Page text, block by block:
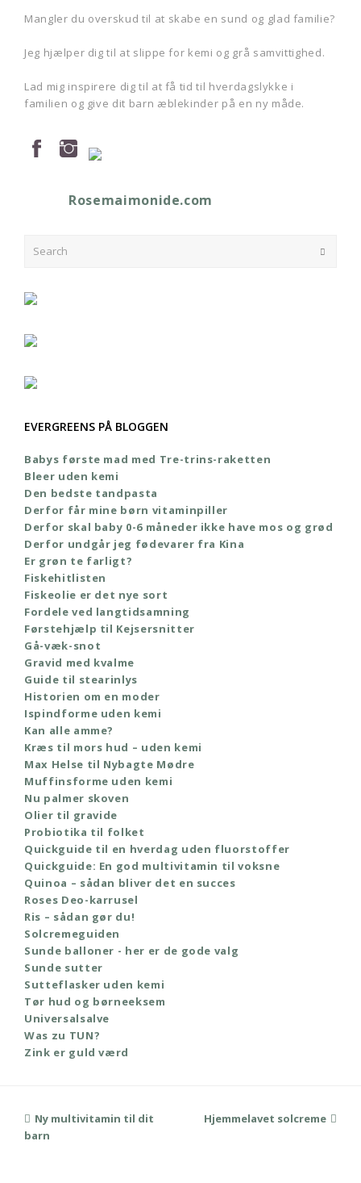
Mangler du overskud til at skabe en sund og glad familie?
Jeg hjælper dig til at slippe for kemi og grå samvittighed.
Lad mig inspirere dig til at få tid til hverdagslykke i
familien og give dit barn æblekinder på en ny måde.
Rosemaimonide.com
EVERGREENS PÅ BLOGGEN
Babys første mad med Tre-trins-raketten
Bleer uden kemi
Den bedste tandpasta
Derfor får mine børn vitaminpiller
Derfor skal baby 0-6 måneder ikke have mos og grød
Derfor undgår jeg fødevarer fra Kina
Er grøn te farligt?
Fiskehitlisten
Fiskeolie er det nye sort
Fordele ved langtidsamning
Førstehjælp til Kejsersnitter
Gå-væk-snot
Gravid med kvalme
Guide til stearinlys
Historien om en moder
Ispindforme uden kemi
Kan alle amme?
Kræs til mors hud – uden kemi
Max Helse til Nybagte Mødre
Muffinsforme uden kemi
Nu palmer skoven
Olier til gravide
Probiotika til folket
Quickguide til en hverdag uden fluorstoffer
Quickguide: En god multivitamin til voksne
Quinoa – sådan bliver det en succes
Roses Deo-karrusel
Ris – sådan gør du!
Solcremeguiden
Sunde balloner - her er de gode valg
Sunde sutter
Sutteflasker uden kemi
Tør hud og børneeksem
Universalsalve
Was zu TUN?
Zink er guld værd
previous
post:
Ny multivitamin til dit
barn
next
Hjemmelavet solcreme